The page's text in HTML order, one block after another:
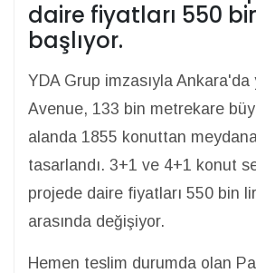
daire fiyatları 550
başlıyor.
YDA Grup imzasıyla
Avenue, 133 bin metrekare
alanda 1855 konuttan
tasarlandı. 3+1 ve 4+1 konut
projede daire fiyatları 550 bin
arasında değişiyor.
Hemen teslim durumda olan